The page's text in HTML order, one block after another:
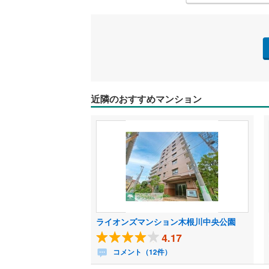
近隣のおすすめマンション
ライオンズマンション木根川中央公園
4.17
コメント（12件）